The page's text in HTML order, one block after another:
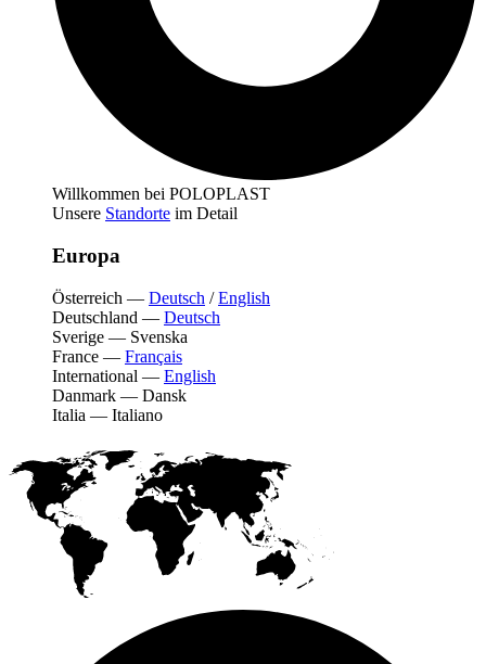
Willkommen bei POLOPLAST
Unsere Standorte im Detail
Europa
Österreich — Deutsch /English
Deutschland — Deutsch
Sverige — Svenska
France — Français
International — English
Danmark — Dansk
Italia — Italiano